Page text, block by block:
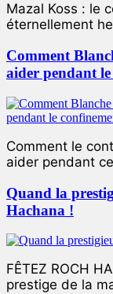
Mazal Koss : le
éternellement
Comment
aider pendant
Comment le
aider pendant
Quand la
Hachana !
FÊTEZ ROCH
prestige de la